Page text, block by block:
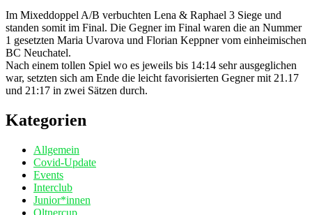
Im Mixeddoppel A/B verbuchten Lena & Raphael 3 Siege und
standen somit im Final. Die Gegner im Final waren die an Nummer
1 gesetzten Maria Uvarova und Florian Keppner vom einheimischen
BC Neuchatel.
Nach einem tollen Spiel wo es jeweils bis 14:14 sehr ausgeglichen
war, setzten sich am Ende die leicht favorisierten Gegner mit 21.17
und 21:17 in zwei Sätzen durch.
Kategorien
Allgemein
Covid-Update
Events
Interclub
Junior*innen
Oltnercup